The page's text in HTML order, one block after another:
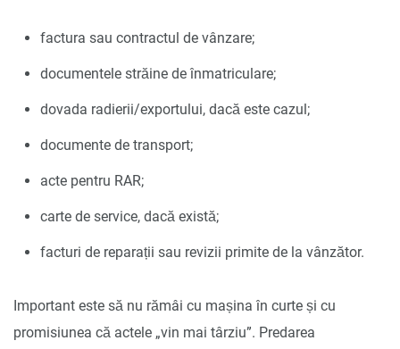
factura sau contractul de vânzare;
documentele străine de înmatriculare;
dovada radierii/exportului, dacă este cazul;
documente de transport;
acte pentru RAR;
carte de service, dacă există;
facturi de reparații sau revizii primite de la vânzător.
Important este să nu rămâi cu mașina în curte și cu
promisiunea că actele „vin mai târziu”. Predarea